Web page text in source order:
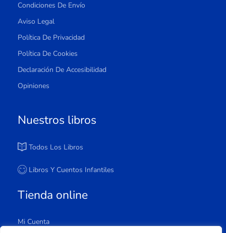
Condiciones De Envío
Aviso Legal
Política De Privacidad
Política De Cookies
Declaración De Accesibilidad
Opiniones
Nuestros libros
Todos Los Libros
Libros Y Cuentos Infantiles
Tienda online
Mi Cuenta